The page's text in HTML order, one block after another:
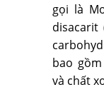
gọi là
disacarit
bao
và chất